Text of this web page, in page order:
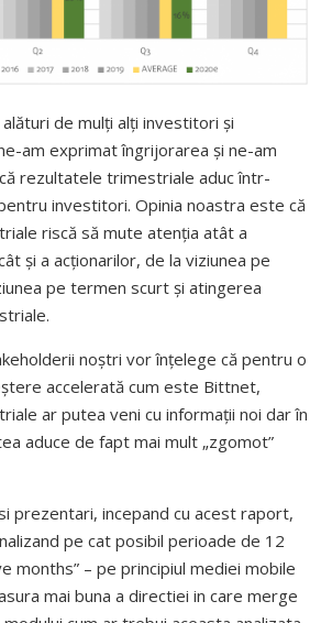
de mulți alți investitori și
am exprimat îngrijorarea și ne-am
rezultatele trimestriale aduc într-
investitori. Opinia noastra este că
riscă să mute atenția atât a
și a acționarilor, de la viziunea pe
pe termen scurt și atingerea
noștri vor înțelege că pentru o
accelerată cum este Bittnet,
ar putea veni cu informații noi dar în
aduce de fapt mai mult „zgomot”
prezentari, incepand cu acest raport,
pe cat posibil perioade de 12
months” – pe principiul mediei mobile
mai buna a directiei in care merge